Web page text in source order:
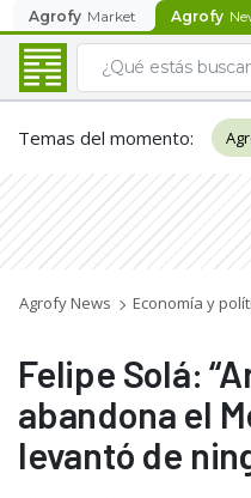
Agrofy Market Agrofy
Temas del momento:
Agrofy News Economía y
Felipe Solá:
abandona el
levantó de